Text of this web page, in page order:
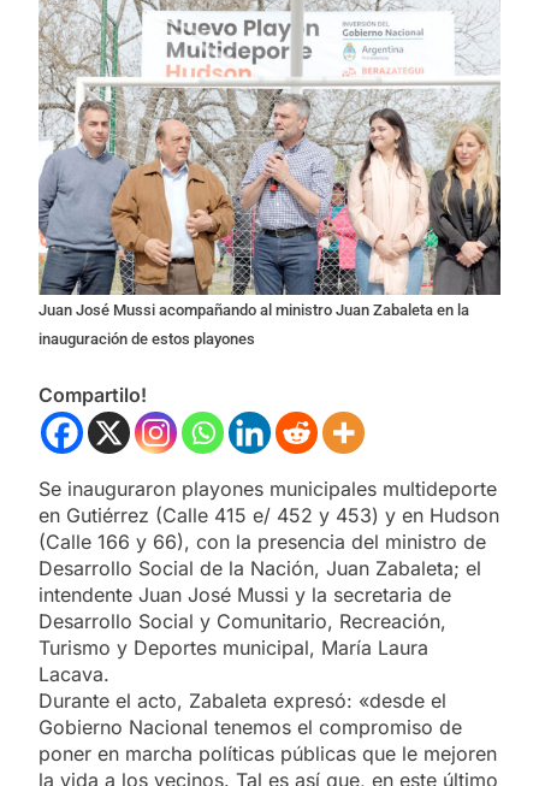
Juan José Mussi acompañando al ministro Juan Zabaleta en la
inauguración de estos playones
Compartilo!
Se inauguraron playones municipales multideporte
en Gutiérrez (Calle 415 e/ 452 y 453) y en Hudson
(Calle 166 y 66), con la presencia del ministro de
Desarrollo Social de la Nación, Juan Zabaleta; el
intendente Juan José Mussi y la secretaria de
Desarrollo Social y Comunitario, Recreación,
Turismo y Deportes municipal, María Laura
Lacava.
Durante el acto, Zabaleta expresó: «desde el
Gobierno Nacional tenemos el compromiso de
poner en marcha políticas públicas que le mejoren
la vida a los vecinos. Tal es así que, en este último